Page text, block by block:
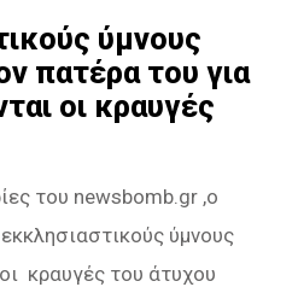
ύμνους
πατέρα του για
οι κραυγές
του newsbomb.gr ,ο
ύμνους
κραυγές του άτυχου